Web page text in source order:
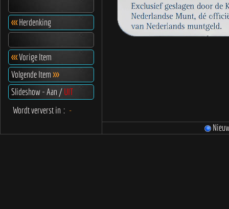
<<<Herdenking
<<<Vorige Item
Volgende Item>>>
Slideshow - Aan /UIT
Wordt ververst in : -